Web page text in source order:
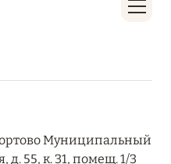
Муниципальный
д. 55, к. 31, помещ. 1/3